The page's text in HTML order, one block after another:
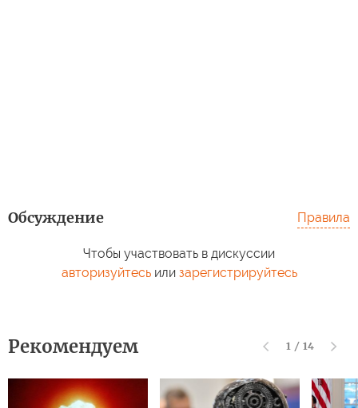
Обсуждение Правила
Чтобы участвовать в дискуссии
авторизуйтесьили зарегистрируйтесь
Рекомендуем 1 / 14